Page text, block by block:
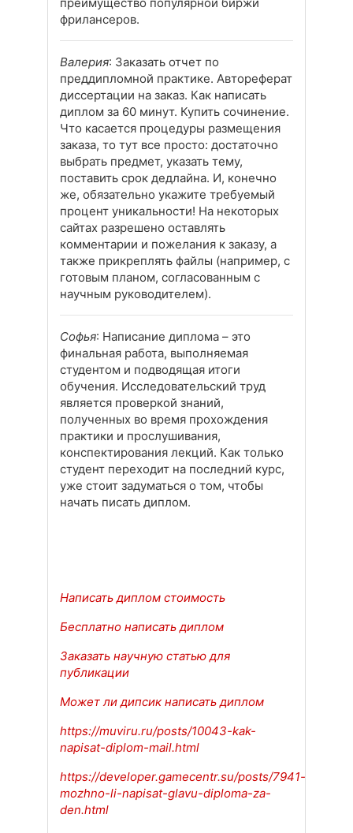
преимущество популярной биржи
фрилансеров.
Валерия: Заказать отчет по
преддипломной практике. Автореферат
диссертации на заказ. Как написать
диплом за 60 минут. Купить сочинение.
Что касается процедуры размещения
заказа, то тут все просто: достаточно
выбрать предмет, указать тему,
поставить срок дедлайна. И, конечно
же, обязательно укажите требуемый
процент уникальности! На некоторых
сайтах разрешено оставлять
комментарии и пожелания к заказу, а
также прикреплять файлы (например, с
готовым планом, согласованным с
научным руководителем).
Софья: Написание диплома – это
финальная работа, выполняемая
студентом и подводящая итоги
обучения. Исследовательский труд
является проверкой знаний,
полученных во время прохождения
практики и прослушивания,
конспектирования лекций. Как только
студент переходит на последний курс,
уже стоит задуматься о том, чтобы
начать писать диплом.
Написать диплом стоимость
Бесплатно написать диплом
Заказать научную статью для
публикации
Может ли дипсик написать диплом
https://muviru.ru/posts/10043-kak-
napisat-diplom-mail.html
https://developer.gamecentr.su/posts/7941-
mozhno-li-napisat-glavu-diploma-za-
den.html